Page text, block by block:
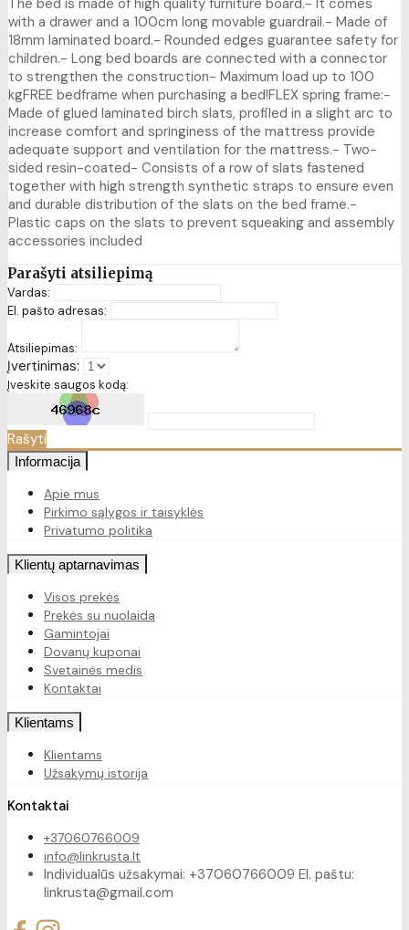
The bed is made of high quality furniture board.- It comes
with a drawer and a 100cm long movable guardrail.- Made of
18mm laminated board.- Rounded edges guarantee safety for
children.- Long bed boards are connected with a connector
to strengthen the construction- Maximum load up to 100
kgFREE bedframe when purchasing a bed!FLEX spring frame:-
Made of glued laminated birch slats, profiled in a slight arc to
increase comfort and springiness of the mattress provide
adequate support and ventilation for the mattress.- Two-
sided resin-coated- Consists of a row of slats fastened
together with high strength synthetic straps to ensure even
and durable distribution of the slats on the bed frame.-
Plastic caps on the slats to prevent squeaking and assembly
accessories included
Parašyti atsiliepimą
Vardas:
El. pašto adresas:
Atsiliepimas:
Įvertinimas:
Įveskite saugos kodą:
Rašyti
Informacija
Apie mus
Pirkimo sąlygos ir taisyklės
Privatumo politika
Klientų aptarnavimas
Visos prekės
Prekės su nuolaida
Gamintojai
Dovanų kuponai
Svetainės medis
Kontaktai
Klientams
Klientams
Užsakymų istorija
Kontaktai
+37060766009
info@linkrusta.lt
Individualūs užsakymai: +37060766009 El. paštu:
linkrusta@gmail.com